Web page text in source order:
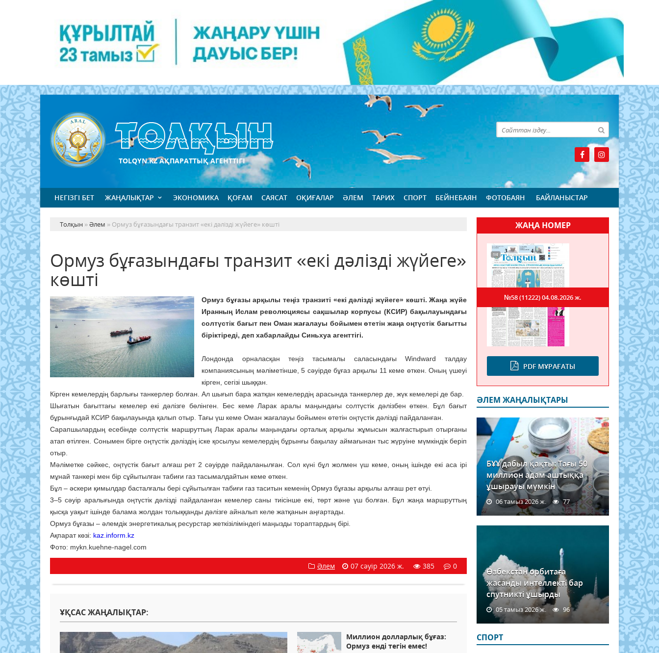
TOLQYN.KZ АҚПАРАТТЫҚ АГЕНТТІГІ
НЕГІЗГІ БЕТ ЖАҢАЛЫҚТАР ЭКОНОМИКА ҚОҒАМ САЯСАТ ОҚИҒАЛАР ӘЛЕМ ТАРИХ СПОРТ БЕЙНЕБАЯН ФОТОБАЯН БАЙЛАНЫСТАР
Толқын »Әлем » Ормуз бұғазындағы транзит «екі дәлізді жүйеге» көшті
Ормуз бұғазындағы транзит «екі дәлізді жүйеге»
көшті
Ормуз бұғазы арқылы теңіз транзиті «екі дәлізді жүйеге» көшті. Жаңа жүйе
Иранның Ислам революциясы сақшылар корпусы (КСИР) бақылауындағы
солтүстік бағыт пен Оман жағалауы бойымен өтетін жаңа оңтүстік бағытты
біріктіреді, деп хабарлайды Синьхуа агенттігі.
Лондонда орналасқан теңіз тасымалы саласындағы Windward талдау
компаниясының мәліметінше, 5 сәуірде бұғаз арқылы 11 кеме өткен. Оның үшеуі
кірген, сегізі шыққан.
Кірген кемелердің барлығы танкерлер болған. Ал шығып бара жатқан кемелердің арасында танкерлер де, жүк кемелері де бар.
Шығатын бағыттағы кемелер екі дәлізге бөлінген. Бес кеме Ларак аралы маңындағы солтүстік дәлізбен өткен. Бұл бағыт
бұрынғыдай КСИР бақылауында қалып отыр. Тағы үш кеме Оман жағалауы бойымен өтетін оңтүстік дәлізді пайдаланған.
Сарапшылардың есебінде солтүстік маршруттың Ларак аралы маңындағы орталық арқылы жұмысын жалғастырып отырғаны
атап өтілген. Сонымен бірге оңтүстік дәліздің іске қосылуы кемелердің бұрынғы бақылау аймағынан тыс жүруіне мүмкіндік беріп
отыр.
Мәліметке сәйкес, оңтүстік бағыт алғаш рет 2 сәуірде пайдаланылған. Сол күні бұл жолмен үш кеме, оның ішінде екі аса ірі
мұнай танкері мен бір сұйытылған табиғи газ тасымалдайтын кеме өткен.
Бұл – әскери қимылдар басталғалы бері сұйытылған табиғи газ таситын кеменің Ормуз бұғазы арқылы алғаш рет өтуі.
3–5 сәуір аралығында оңтүстік дәлізді пайдаланған кемелер саны тиісінше екі, төрт және үш болған. Бұл жаңа маршруттың
қысқа уақыт ішінде балама жолдан толыққанды дәлізге айналып келе жатқанын аңғартады.
Ормуз бұғазы – әлемдік энергетикалық ресурстар жеткізіліміндегі маңызды тораптардың бірі.
Ақпарат көзі: kaz.inform.kz
Фото: mykn.kuehne-nagel.com
Әлем 07 сәуір 2026 ж. 385 0
ҰҚСАС ЖАҢАЛЫҚТАР:
Миллион долларлық бұғаз:
Ормуз енді тегін емес!
ЖАҢА НОМЕР
PDF МҰРАҒАТЫ
№58 (11222)04.08.2026 ж.
ӘЛЕМ ЖАҢАЛЫҚТАРЫ
БҰҰ дабыл қақты: Тағы 50
миллион адам аштыққа
ұшырауы мүмкін
06 тамыз 2026 ж. 77
Өзбекстан орбитаға
жасанды интеллекті бар
спутникті ұшырды
05 тамыз 2026 ж. 96
СПОРТ